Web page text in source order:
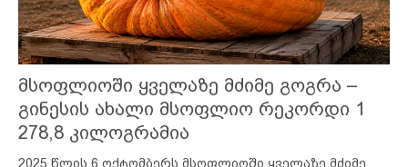
მსოფლიოში ყველაზე მძიმე გოგრა –
გინესის ახალი მსოფლიო რეკორდი 1
278,8 კილოგრამია
2025 წლის 6 ოქტომბერს მსოფლიოში ყველაზე მძიმე